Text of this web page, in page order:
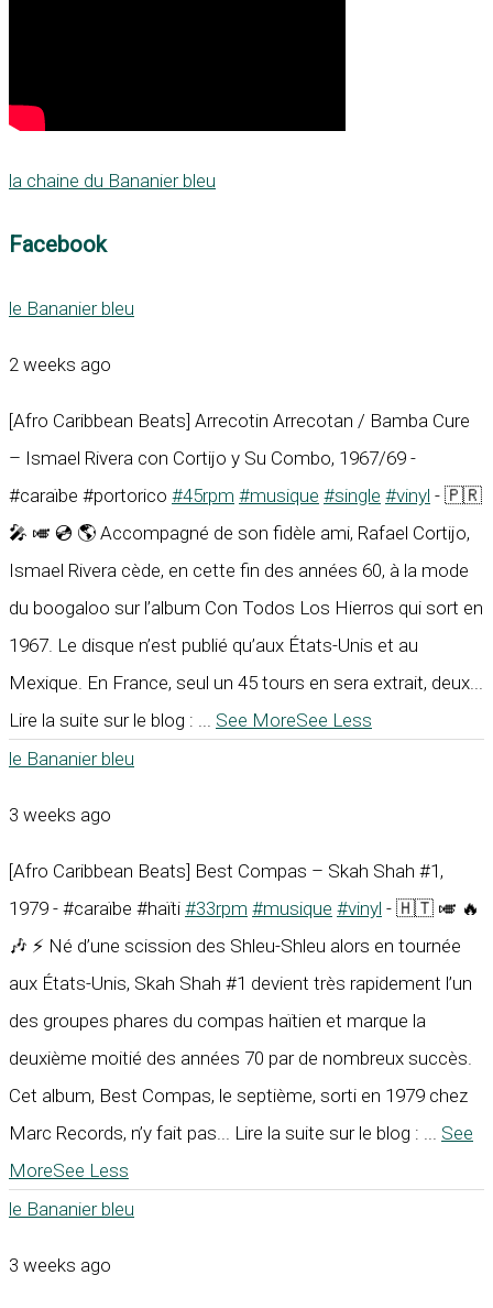
la chaine du Bananier bleu
Facebook
le Bananier bleu
2 weeks ago
[Afro Caribbean Beats] Arrecotin Arrecotan / Bamba Cure
– Ismael Rivera con Cortijo y Su Combo, 1967/69 -
#caraïbe #portorico #45rpm #musique #single #vinyl - 🇵🇷
🎤 🎺 💿 🌎 Accompagné de son fidèle ami, Rafael Cortijo,
Ismael Rivera cède, en cette fin des années 60, à la mode
du boogaloo sur l’album Con Todos Los Hierros qui sort en
1967. Le disque n’est publié qu’aux États-Unis et au
Mexique. En France, seul un 45 tours en sera extrait, deux...
Lire la suite sur le blog : ... See MoreSee Less
le Bananier bleu
3 weeks ago
[Afro Caribbean Beats] Best Compas – Skah Shah #1,
1979 - #caraïbe #haïti #33rpm #musique #vinyl - 🇭🇹 🎺 🔥
🎶 ⚡ Né d’une scission des Shleu-Shleu alors en tournée
aux États-Unis, Skah Shah #1 devient très rapidement l’un
des groupes phares du compas haïtien et marque la
deuxième moitié des années 70 par de nombreux succès.
Cet album, Best Compas, le septième, sorti en 1979 chez
Marc Records, n’y fait pas... Lire la suite sur le blog : ... See
MoreSee Less
le Bananier bleu
3 weeks ago